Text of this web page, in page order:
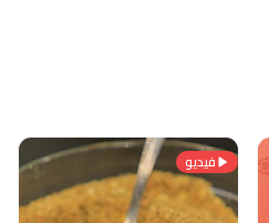
فيديو